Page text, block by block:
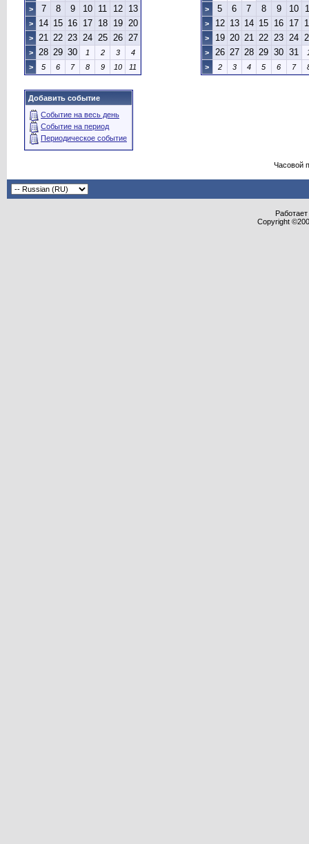
> 7 8 9 10 11 12 13
> 14 15 16 17 18 19 20
> 21 22 23 24 25 26 27
> 28 29 30 1 2 3
4
>
5 6 7 8 9 10 11
> 5 6 7 8 9 10
> 12 13 14 15 16 17
> 19 20 21 22 23 24
> 26 27 28 29 30 31
>
2 3 4 5 6 7
Добавить событие
Событие на весь день
Событие на период
Периодическое событие
Часовой
Copyright